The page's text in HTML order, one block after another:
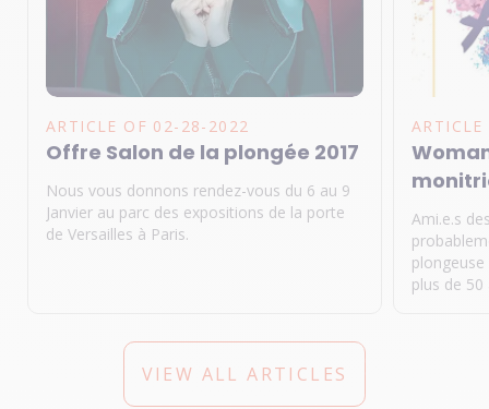
ARTICLE OF 02-28-2022
Offre Salon de la plongée 2017
Nous vous donnons rendez-vous du 6 au 9
Janvier au parc des expositions de la porte
de Versailles à Paris.
Ami.e.s
plus de
VIEW ALL ARTICLES